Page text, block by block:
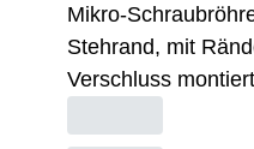
Mikro-
Stehrand, mit
Verschluss